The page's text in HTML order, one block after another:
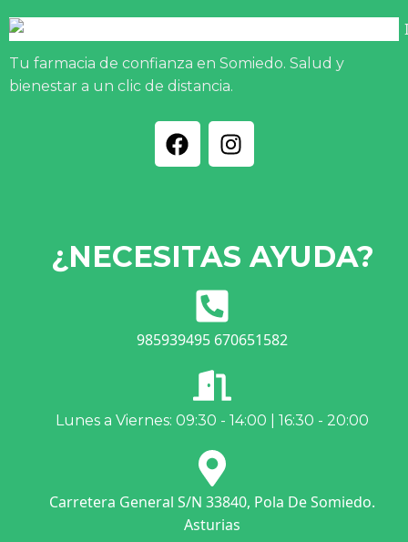
Tu farmacia de confianza en Somiedo. Salud y
bienestar a un clic de distancia.
¿NECESITAS AYUDA?
985939495 670651582
Lunes a Viernes: 09:30 - 14:00 | 16:30 - 20:00
Carretera General S/N 33840, Pola De Somiedo.
Asturias